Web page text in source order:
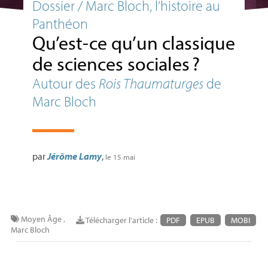
Dossier / Marc Bloch, l’histoire au
Panthéon
Qu’est-ce qu’un classique
de sciences sociales?
Autour des Rois Thaumaturgesde
Marc Bloch
parJérôme Lamy, le 15 mai
Télécharger l'article : PDF EPUB MOBI
Moyen Âge,
Marc Bloch